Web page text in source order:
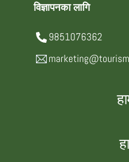
विज्ञापनका लागि
9851076362